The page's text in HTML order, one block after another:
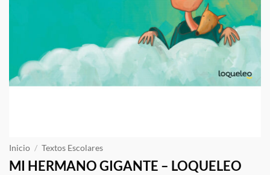
Inicio / Textos Escolares
MI HERMANO GIGANTE – LOQUELEO